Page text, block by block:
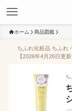
ホーム 商品図鑑
ちふれ化粧品 ちふれ
【2026年4月26日更新
ち